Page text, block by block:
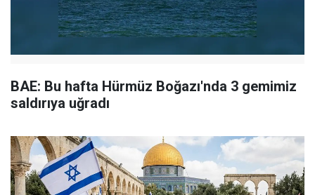
BAE: Bu hafta Hürmüz Boğazı'nda 3 gemimiz
saldırıya uğradı